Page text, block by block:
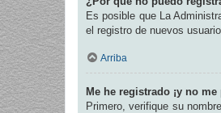
Es posible que La
el registro de nuevos
Arriba
Me he registrado ¡y no
Primero, verifique su